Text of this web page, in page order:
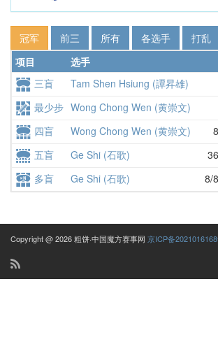
冠军 前三 所有 各选手
打乱
项目
选手
三盲
Tam Shen Hsiung (譚昇雄)
最少步 Wong Chong Wen (黄崇文)
四盲
Wong Chong Wen (黄崇文)
五盲
Ge Shi (石歌)
多盲
Ge Shi (石歌) 8/
Copyright @ 2026 粗饼·中国魔方赛事网 京ICP备